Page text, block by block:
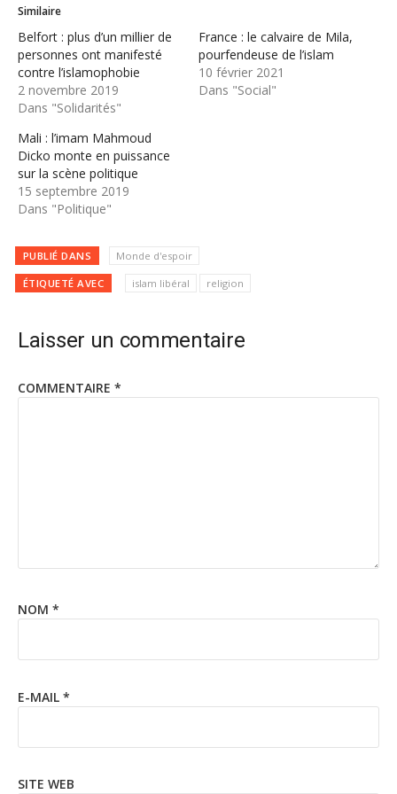
Similaire
Belfort : plus d’un millier de
personnes ont manifesté
contre l’islamophobie
2 novembre 2019
Dans "Solidarités"
France : le calvaire de Mila,
pourfendeuse de l’islam
10 février 2021
Dans "Social"
Mali : l’imam Mahmoud
Dicko monte en puissance
sur la scène politique
15 septembre 2019
Dans "Politique"
PUBLIÉ DANS Monde d'espoir
ÉTIQUETÉ AVEC islam libéral religion
Laisser un commentaire
COMMENTAIRE *
NOM *
E-MAIL *
SITE WEB